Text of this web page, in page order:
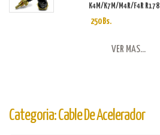
K4M/K7M/M4R/F4R R178
250 Bs.
VER MAS...
Categoria: Cable De Acelerador